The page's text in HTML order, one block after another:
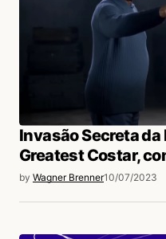
Invasão Secreta da
Greatest Costar,
by Wagner Brenner10/07/2023